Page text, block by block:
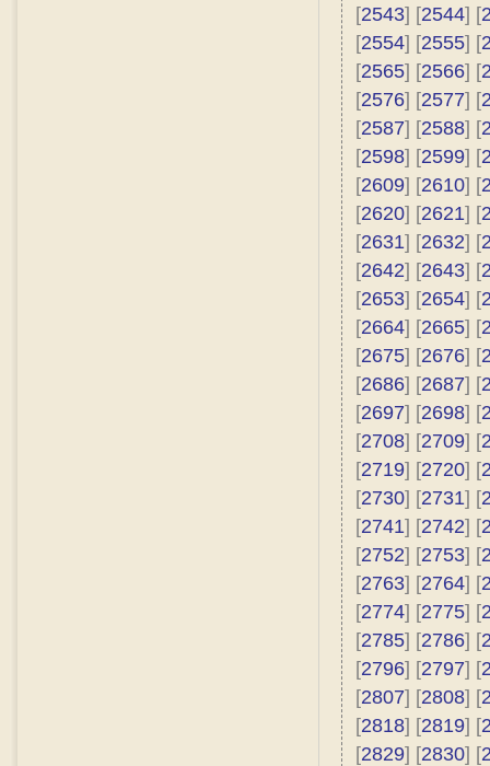
[2543] [2544] [
[2554] [2555] [
[2565] [2566] [
[2576] [2577] [
[2587] [2588] [
[2598] [2599] [
[2609] [2610] [
[2620] [2621] [
[2631] [2632] [
[2642] [2643] [
[2653] [2654] [
[2664] [2665] [
[2675] [2676] [
[2686] [2687] [
[2697] [2698] [
[2708] [2709] [
[2719] [2720] [
[2730] [2731] [
[2741] [2742] [
[2752] [2753] [
[2763] [2764] [
[2774] [2775] [
[2785] [2786] [
[2796] [2797] [
[2807] [2808] [
[2818] [2819] [
[2829] [2830] [